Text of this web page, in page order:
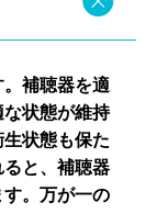
補聴器を適
状態が維持
状態も保た
と、補聴器
。万が一の